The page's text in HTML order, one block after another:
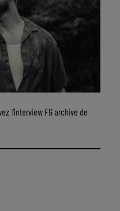
l'interview FG archive de